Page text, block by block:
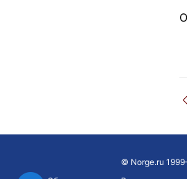
© Norge.ru